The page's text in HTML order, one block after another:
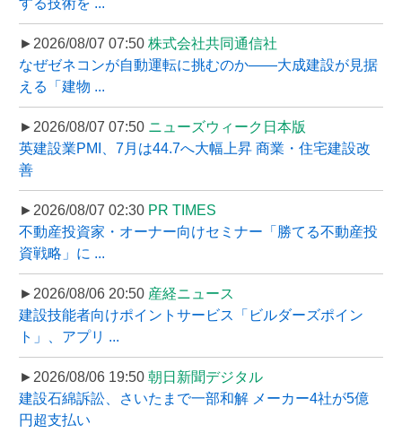
►2026/08/07 07:50 株式会社共同通信社
なぜゼネコンが自動運転に挑むのか――大成建設が見据
える「建物 ...
►2026/08/07 07:50 ニューズウィーク日本版
英建設業PMI、7月は44.7へ大幅上昇 商業・住宅建設改
善
►2026/08/07 02:30 PR TIMES
不動産投資家・オーナー向けセミナー「勝てる不動産投
資戦略」に ...
►2026/08/06 20:50 産経ニュース
建設技能者向けポイントサービス「ビルダーズポイン
ト」、アプリ ...
►2026/08/06 19:50 朝日新聞デジタル
建設石綿訴訟、さいたまで一部和解 メーカー4社が5億
円超支払い